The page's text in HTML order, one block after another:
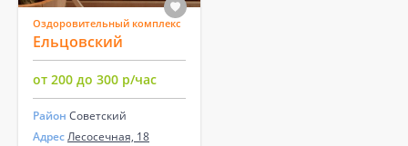
Оздоровительный комплекс
Ельцовский
от 200 до 300 р/час
Район Советский
АдресЛесосечная, 18